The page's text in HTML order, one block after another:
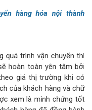
hàng hóa nội thành
quá trình vận chuyển thì
hoàn toàn yên tâm bởi
giá thị trường khi có
của khách hàng và chữ
xem là minh chứng tốt